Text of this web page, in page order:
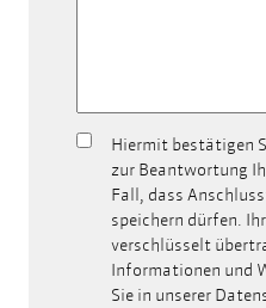
Meine
Daten
dürfen
zum
Zwecke
Hiermit bestätigen
zur Beantwortung
Fall, dass
speichern dürfen.
verschlüsselt
Informationen und
Sie in unserer